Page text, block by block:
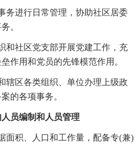
务进行日常管理，协助社区居委
。
和社区党支部开展党建工作，充
作用和党员的先锋模范作用。
辖区各类组织、单位办理上级政
的各项事务。
员编制和人员管理
面积、人口和工作量，配备专(兼)